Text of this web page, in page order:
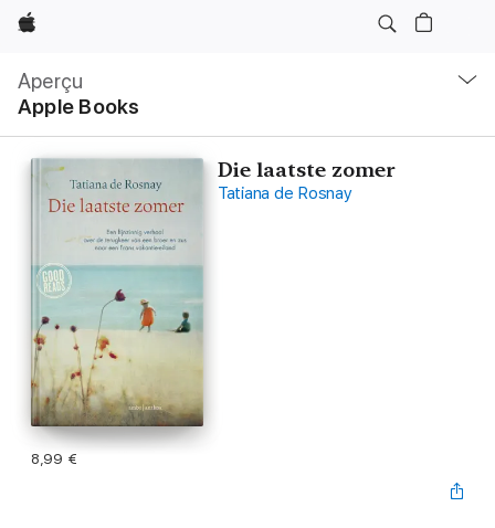
Apple
Aperçu
Apple Books
locale
Ouvrir
menu
Die laatste zomer
Tatiana de Rosnay
8,99 €